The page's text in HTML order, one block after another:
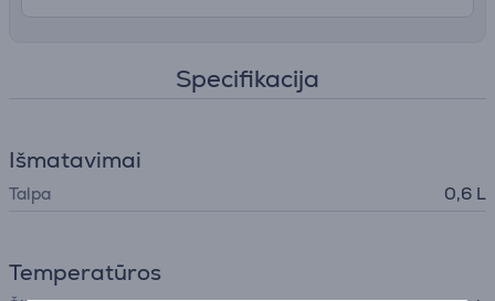
Specifikacija
Išmatavimai
Talpa 0,6 L
Temperatūros